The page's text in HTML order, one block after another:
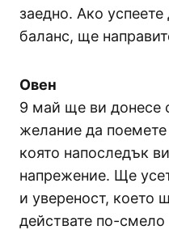
заедно. Ако
баланс, ще
Овен
9 май ще ви донесе
желание да
която напоследък
напрежение. Ще
и увереност, което
действате по-